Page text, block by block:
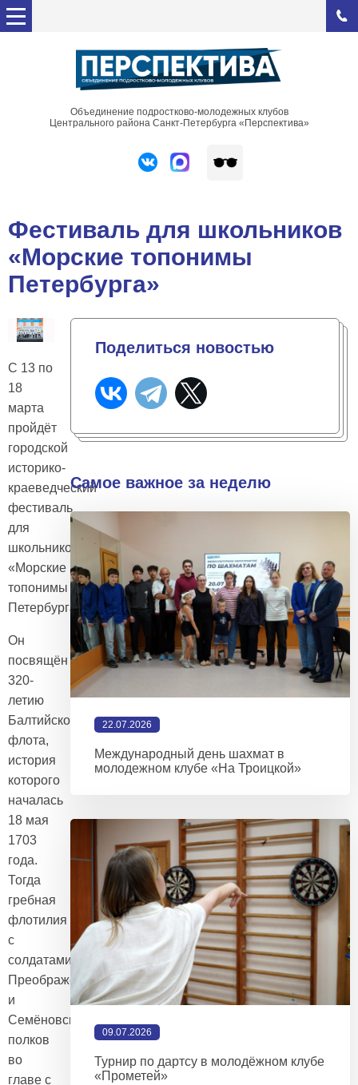
Объединение подростково-молодежных клубов
Центрального района Санкт-Петербурга «Перспектива»
Фестиваль для школьников
«Морские топонимы
Петербурга»
С 13 по
18
марта
пройдёт
городской
историко-
краеведческий
фестиваль
для
школьников
«Морские
топонимы
Петербурга».
Он
посвящён
320-
летию
Балтийского
флота,
история
которого
началась
18 мая
1703
года.
Тогда
гребная
флотилия
с
солдатами
Преображенского
и
Семёновского
полков
во
главе с
Поделиться новостью
Самое важное за неделю
22.07.2026
Международный день шахмат в
молодежном клубе «На Троицкой»
09.07.2026
Турнир по дартсу в молодёжном клубе
«Прометей»